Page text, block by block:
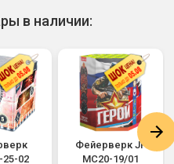
в наличии:
25-02
Фейерверк JF
MC20-19/01